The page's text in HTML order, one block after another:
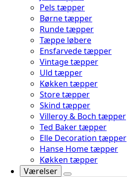
Pels tæpper
Børne tæpper
Runde tæpper
Tæppe løbere
Ensfarvede tæpper
Vintage tæpper
Uld tæpper
Køkken tæpper
Store tæpper
Skind tæpper
Villeroy & Boch tæpper
Ted Baker tæpper
Elle Decoration tæpper
Hanse Home tæpper
Køkken tæpper
Værelser